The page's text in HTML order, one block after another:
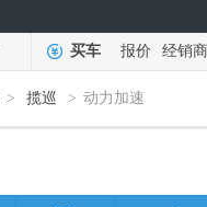
买车 报价 经销商
> 揽巡 > 动力加速